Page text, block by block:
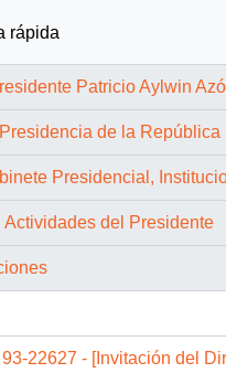
rápida
Patricio Aylwin Azócar
Presidencia de la República (11 marzo 1990 –
Presidencial, Instituciones y
Actividades del Presidente
93-22627 - [Invitación del Director